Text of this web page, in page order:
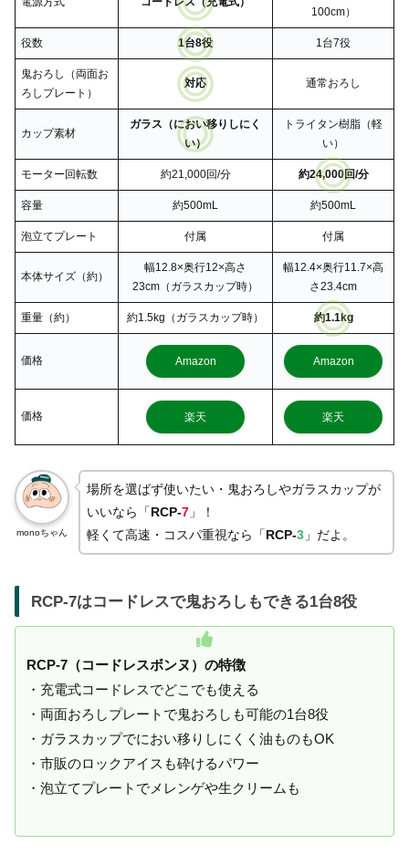
100cm）
役数 1台8役 1台7役
鬼おろし（両面お
ろしプレート）
対応 通常おろし
カップ素材
ガラス（におい移りしにく
い）
トライタン樹脂（軽
い）
モーター回転数 約21,000回/分 約24,000回/分
容量 約500mL 約500mL
泡立てプレート 付属 付属
本体サイズ（約）
幅12.8×奥行12×高さ
23cm（ガラスカップ時）
幅12.4×奥行11.7×高
さ23.4cm
重量（約） 約1.5kg（ガラスカップ時） 約1.1kg
価格 Amazon Amazon
価格 楽天 楽天
monoちゃん
場所を選ばず使いたい・鬼おろしやガラスカップが
いいなら「RCP-7 」！
軽くて高速・コスパ重視なら「RCP-3 」だよ。
RCP-7はコードレスで鬼おろしもできる1台8役
RCP-7（コードレスボンヌ）の特徴
・充電式コードレスでどこでも使える
・両面おろしプレートで鬼おろしも可能の1台8役
・ガラスカップでにおい移りしにくく油ものもOK
・市販のロックアイスも砕けるパワー
・泡立てプレートでメレンゲや生クリームも